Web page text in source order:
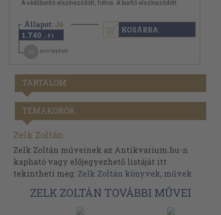
A védőborító elszíneződött, foltos. A borító elszíneződött.
Állapot: Jó
1.740 ,-Ft
pont kapható
KOSÁRBA
TARTALOM
TÉMAKÖRÖK
Zelk Zoltán
Zelk Zoltán műveinek az Antikvarium.hu-n
kapható vagy előjegyezhető listáját itt
tekintheti meg: Zelk Zoltán könyvek, művek
ZELK ZOLTÁN TOVÁBBI MŰVEI